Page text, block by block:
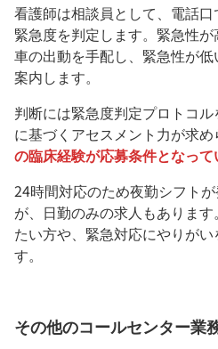
看護師は相談員として、電話口
緊急度を判定します。緊急性
車の出動を手配し、緊急性が
案内します。
判断には緊急度判定プロトコ
に基づくアセスメント力が求め
の臨床経験が応募条件となっ
24時間対応のため夜勤シフト
が、日勤のみの求人もありま
たい方や、緊急対応にやりが
す。
その他のコールセンター業